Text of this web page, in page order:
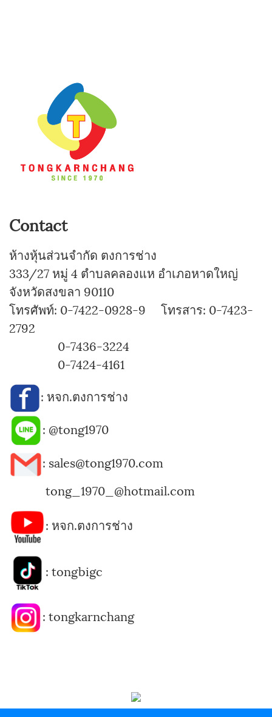
Contact
ห้างหุ้นส่วนจำกัด ตงการช่าง
333/27 หมู่ 4 ตำบลคลองแห อำเภอหาดใหญ่
จังหวัดสงขลา 90110
โทรศัพท์: 0-7422-0928-9 โทรสาร: 0-7423-
2792
0-7436-3224
0-7424-4161
: หจก.ตงการช่าง
: @tong1970
: sales@tong1970.com
tong_1970_@hotmail.com
: หจก.ตงการช่าง
: tongbigc
: tongkarnchang